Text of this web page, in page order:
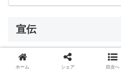
宣伝
ニコニコ動画にて有料チャンネ
ホーム シェア 目次へ